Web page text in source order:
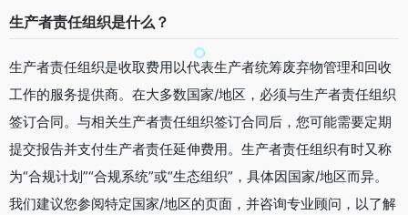
生产者责任组织是什么？
生产者责任组织是收取费用以代表生产者统筹废弃物管理和回收
工作的服务提供商。在大多数国家/地区，必须与生产者责任组织
签订合同。与相关生产者责任组织签订合同后，您可能需要定期
提交报告并支付生产者责任延伸费用。生产者责任组织有时又称
为“合规计划”“合规系统”或“生态组织”，具体因国家/地区而异。
我们建议您参阅特定国家/地区的页面，并咨询专业顾问，以了解